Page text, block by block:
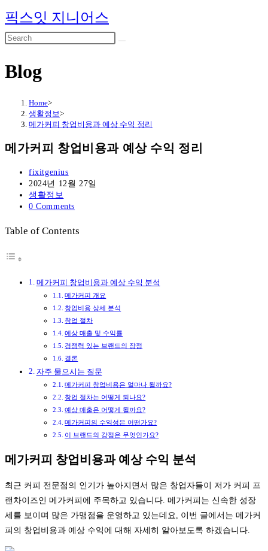
Skip
to
content
픽스잇 지니어스
Blog
Home>
생활정보>
메가커피 창업비용과 예상 수익 정리
메가커피 창업비용과 예상 수익 정리
Post
author:
fixitgenius
Post
published:
2024년 12월 27일
Post
category:
생활정보
Post
0 Comments
Table of Contents
메가커피 창업비용과 예상 수익 분석
메가커피 개요
창업비용 상세 분석
창업 절차
예상 매출 및 수익률
경쟁력 있는 브랜드의 장점
결론
자주 물으시는 질문
메가커피 창업비용은 얼마나 될까요?
창업 절차는 어떻게 되나요?
예상 매출은 어떻게 될까요?
메가커피의 수익성은 어떤가요?
이 브랜드의 강점은 무엇인가요?
메가커피 창업비용과 예상 수익 분석
최근 커피 전문점의 인기가 높아지면서 많은 창업자들이 저가 커피 프
랜차이즈인 메가커피에 주목하고 있습니다. 메가커피는 신속한 성장
세를 보이며 많은 가맹점을 운영하고 있는데요, 이번 글에서는 메가커
피의 창업비용과 예상 수익에 대해 자세히 알아보도록 하겠습니다.